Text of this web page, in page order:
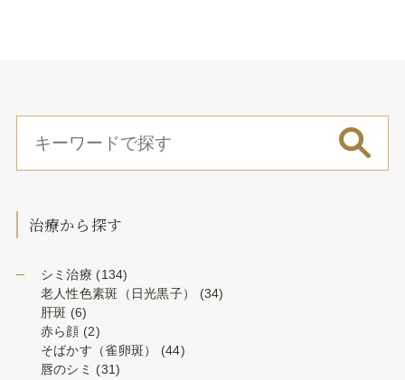
治療から探す
シミ治療 (134)
老人性色素斑（日光黒子）
(34)
肝斑 (6)
赤ら顔 (2)
そばかす（雀卵斑）
(44)
唇のシミ (31)